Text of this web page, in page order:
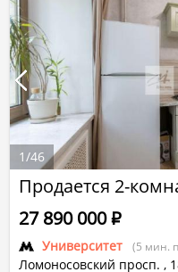
Продается 2-
Университет (5 мин.
Ломоносовский просп. ,
27 890 000Р
1/46